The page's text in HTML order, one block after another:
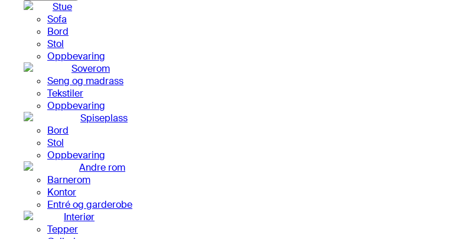
Stue
Sofa
Bord
Stol
Oppbevaring
Soverom
Seng og madrass
Tekstiler
Oppbevaring
Spiseplass
Bord
Stol
Oppbevaring
Andre rom
Barnerom
Kontor
Entré og garderobe
Interiør
Tepper